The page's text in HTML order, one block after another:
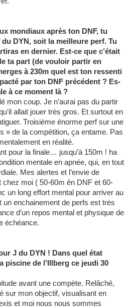
mondiaux après ton DNF, tu
du DYN, soit la meilleure perf. Tu
en dernier. Est-ce que c’était
ta part (de vouloir partir en
à 230m quel est ton ressenti
par ton DNF précédent ? Es-
à ce moment là ?
mon coup. Je n’aurai pas du partir
allait jouer très gros. Et surtout en
Troisième énorme perf sur une
» de la compétition, ça entame. Pas
en réalité.
pour la finale… jusqu’à 150m ! ha
mentale en apnée, qui, en tout
Mes alertes et l’envie de
moi ( 50-60m ên DNF et 60-
un long effort mental pour arriver au
un enchainement de perfs est très
d’un repos mental et physique de
échéance.
J du DYN ! Dans quel état
piscine de l’Illberg ce jeudi 30
avant une compète. Relâché,
sur mon objectif, visualisant en
et moi nous nous sommes